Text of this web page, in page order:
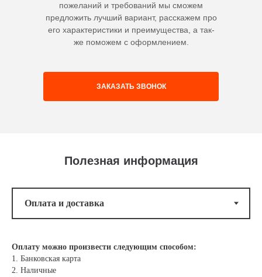
пожеланий и требований мы сможем
предложить лучший вариант, расскажем про
его характеристики и преимущества, а так-
же поможем с оформлением.
ЗАКАЗАТЬ ЗВОНОК
Полезная информация
Оплату можно произвести следующим способом:
1. Банковская карта
2. Наличные